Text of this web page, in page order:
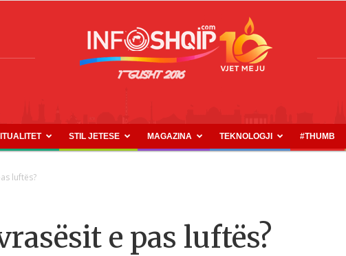
INFOSHQIP.COM
STIL JETESE MAGAZINA TEKNOLOGJI #THUMB
luftës?
e pas luftës?